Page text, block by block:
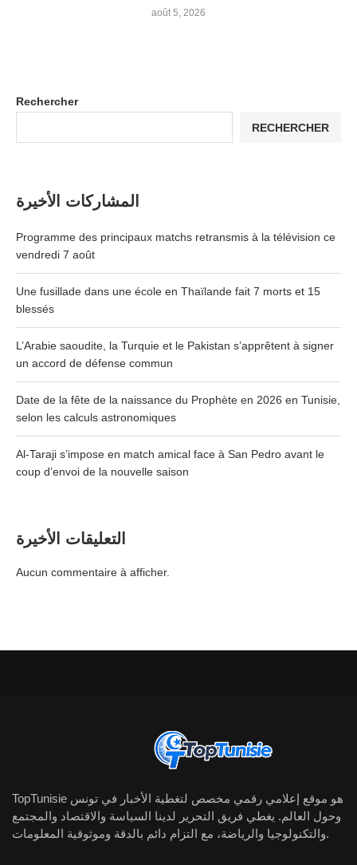
août 5, 2026
Rechercher
RECHERCHER
المشاركات الأخيرة
Programme des principaux matchs retransmis à la télévision ce
vendredi 7 août
Une fusillade dans une école en Thaïlande fait 7 morts et 15
blessés
L’Arabie saoudite, la Turquie et le Pakistan s’apprêtent à signer
un accord de défense commun
Date de la fête de la naissance du Prophète en 2026 en Tunisie,
selon les calculs astronomiques
Al-Taraji s’impose en match amical face à San Pedro avant le
coup d’envoi de la nouvelle saison
التعليقات الأخيرة
Aucun commentaire à afficher.
TopTunisie هو موقع إعلامي رقمي مخصص لتغطية الأخبار في تونس
وحول العالم. يغطي فريق التحرير لدينا السياسة والاقتصاد والمجتمع
والتكنولوجيا والرياضة، مع التزام دائم بالدقة وموثوقية المعلومات.